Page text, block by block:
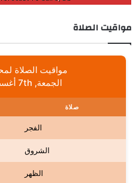
مواقيت الصلاة
مواقيت الصلاة
الجمعة, 7th أغسطس, 2026
صلاة
الفجر
الشروق
الظهر